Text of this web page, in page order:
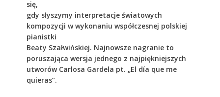
się,
gdy słyszymy interpretacje światowych
kompozycji w wykonaniu współczesnej polskiej
pianistki
Beaty Szałwińskiej. Najnowsze nagranie to
poruszająca wersja jednego z najpiękniejszych
utworów Carlosa Gardela pt. „El día que me
quieras”.